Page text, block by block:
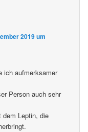
2019 um
ich aufmerksamer
Person auch sehr
dem Leptin, die